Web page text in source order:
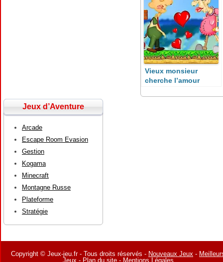
Vieux monsieur
cherche l’amour
Jeux d’Aventure
Arcade
Escape Room Evasion
Gestion
Kogama
Minecraft
Montagne Russe
Plateforme
Stratégie
Copyright © Jeux-jeu.fr - Tous droits réservés - Nouveaux Jeux -
Jeux - Plan du site- Mentions Légales